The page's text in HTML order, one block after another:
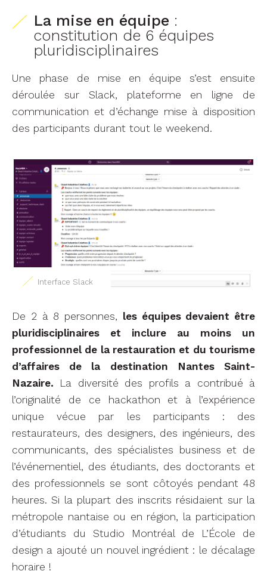
La mise en équipe :
constitution de 6 équipes
pluridisciplinaires
Une phase de mise en équipe s’est ensuite
déroulée sur Slack, plateforme en ligne de
communication et d’échange mise à disposition
des participants durant tout le weekend.
Interface Slack
De 2 à 8 personnes, les équipes devaient être
pluridisciplinaires et inclure au moins un
professionnel de la restauration et du tourisme
d’affaires de la destination Nantes Saint-
Nazaire. La diversité des profils a contribué à
l’originalité de ce hackathon et à l’expérience
unique vécue par les participants : des
restaurateurs, des designers, des ingénieurs, des
communicants, des spécialistes business et de
l’événementiel, des étudiants, des doctorants et
des professionnels se sont côtoyés pendant 48
heures. Si la plupart des inscrits résidaient sur la
métropole nantaise ou en région, la participation
d’étudiants du Studio Montréal de L’École de
design a ajouté un nouvel ingrédient : le décalage
horaire !